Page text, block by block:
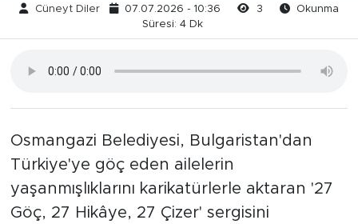
Cüneyt Diler 07.07.2026 - 10:36 3
Okunma
Süresi: 4 Dk
Osmangazi Belediyesi, Bulgaristan'dan
Türkiye'ye göç eden ailelerin
yaşanmışlıklarını karikatürlerle aktaran '27
Göç, 27 Hikâye, 27 Çizer' sergisini